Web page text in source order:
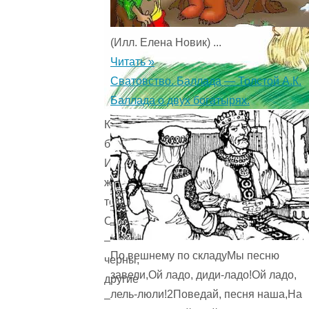
Коротконогие
бульдоги
И
жесткошёрстные
терьеры.
Одни
–
черны,
другие
–
(Илл. Елена Новик) ...
Читать »
Сватовство. Баллада — Толстой А.К.
Баллада о двух богатырях.
По вешнему по складуМы песню
завели,Ой ладо, диди-ладо!Ой ладо,
лель-люли!2Поведай, песня наша,На